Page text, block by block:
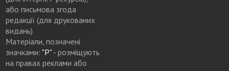
або письмова згода
редакції (для друкованих
видань)
Матеріали, позначені
значками: "Р"- розміщують
на правах реклами або